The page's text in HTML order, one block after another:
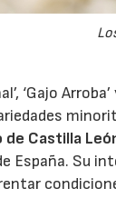
‘Gajo
Castilla
España. Su